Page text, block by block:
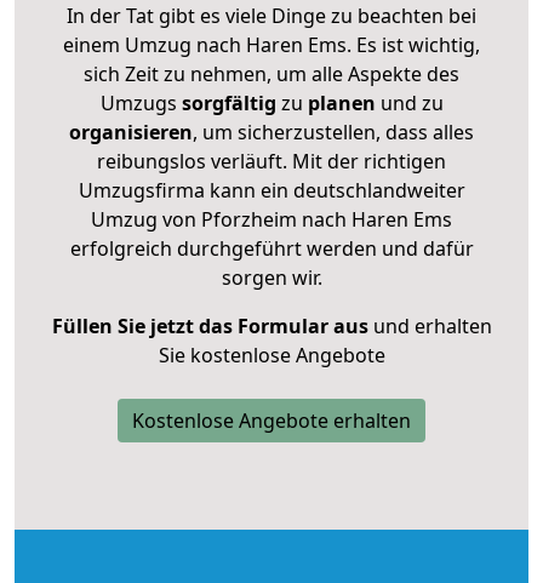
In der Tat gibt es viele Dinge zu beachten bei
einem Umzug nach Haren Ems. Es ist wichtig,
sich Zeit zu nehmen, um alle Aspekte des
Umzugs sorgfältig zu planen und zu
organisieren, um sicherzustellen, dass alles
reibungslos verläuft. Mit der richtigen
Umzugsfirma kann ein deutschlandweiter
Umzug von Pforzheim nach Haren Ems
erfolgreich durchgeführt werden und dafür
sorgen wir.
Füllen Sie jetzt das Formular ausund erhalten
Sie kostenlose Angebote
Kostenlose Angebote erhalten